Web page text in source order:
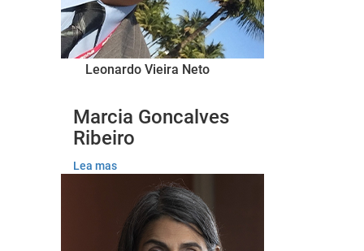
Leonardo Vieira Neto
Marcia Goncalves
Ribeiro
Lea mas